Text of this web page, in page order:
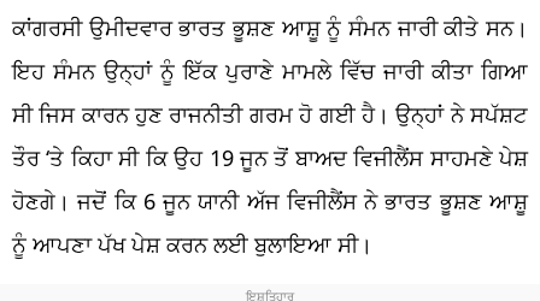
ਕਾਂਗਰਸੀ ਉਮੀਦਵਾਰ ਭਾਰਤ ਭੂਸ਼ਣ ਆਸ਼ੂ ਨੂੰ ਸੰਮਨ ਜਾਰੀ ਕੀਤੇ ਸਨ।
ਇਹ ਸੰਮਨ ਉਨ੍ਹਾਂ ਨੂੰ ਇੱਕ ਪੁਰਾਣੇ ਮਾਮਲੇ ਵਿੱਚ ਜਾਰੀ ਕੀਤਾ ਗਿਆ
ਸੀ ਜਿਸ ਕਾਰਨ ਹੁਣ ਰਾਜਨੀਤੀ ਗਰਮ ਹੋ ਗਈ ਹੈ। ਉਨ੍ਹਾਂ ਨੇ ਸਪੱਸ਼ਟ
ਤੌਰ ‘ਤੇ ਕਿਹਾ ਸੀ ਕਿ ਉਹ 19 ਜੂਨ ਤੋਂ ਬਾਅਦ ਵਿਜੀਲੈਂਸ ਸਾਹਮਣੇ ਪੇਸ਼
ਹੋਣਗੇ। ਜਦੋਂ ਕਿ 6 ਜੂਨ ਯਾਨੀ ਅੱਜ ਵਿਜੀਲੈਂਸ ਨੇ ਭਾਰਤ ਭੂਸ਼ਣ ਆਸ਼ੂ
ਨੂੰ ਆਪਣਾ ਪੱਖ ਪੇਸ਼ ਕਰਨ ਲਈ ਬੁਲਾਇਆ ਸੀ।